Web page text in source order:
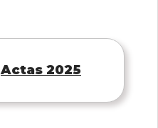
Actas 2025